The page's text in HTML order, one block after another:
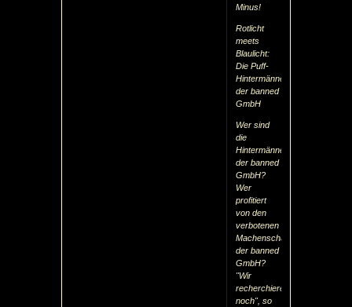
Minus!
Rotlicht
meets
Blaulicht:
Die Puff-
Hintermänner
der banned
GmbH
Wer sind
die
Hintermänner
der banned
GmbH?
Wer
profitiert
von den
verbotenen
Machenschafen
der banned
GmbH?
"Wir
recherchieren
noch", so